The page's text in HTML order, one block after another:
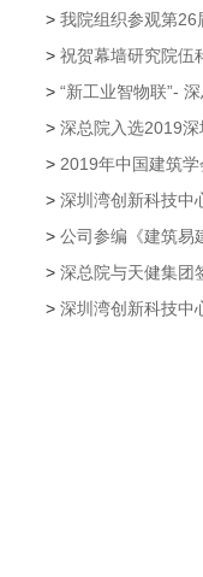
>我院组织参观第26届
>祝贺幕墙研究院伍科先荣获“首
>“新工业智物联”- 深总院亮
>深总院入选2019深圳
>2019年中国建筑学会学术年会
>深圳湾创新科技中
>公司参编《建筑易
>深总院与天健集团
>深圳湾创新科技中心